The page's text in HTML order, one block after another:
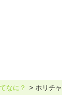
成講座
なに？ ホリチ